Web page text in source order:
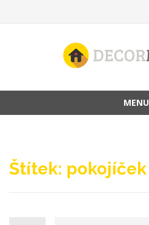
MENU
Štítek: pokojíček